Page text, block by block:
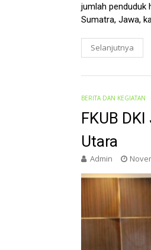
jumlah penduduk
Sumatra, Jawa,
Selanjutnya
BERITA DAN KEGIATAN
FKUB
Utara
Admin